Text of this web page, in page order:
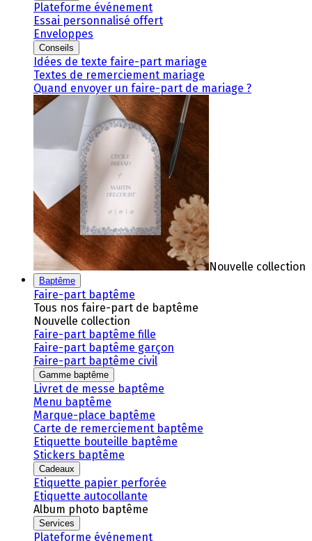
Plateforme événement
Essai personnalisé offert
Enveloppes
Conseils
Idées de texte faire-part mariage
Textes de remerciement mariage
Quand envoyer un faire-part de mariage ?
Nouvelle collection
Baptême
Faire-part baptême
Tous nos faire-part de baptême
Nouvelle collection
Faire-part baptême fille
Faire-part baptême garçon
Faire-part baptême civil
Gamme baptême
Livret de messe baptême
Menu baptême
Marque-place baptême
Carte de remerciement baptême
Etiquette bouteille baptême
Stickers baptême
Cadeaux
Etiquette papier perforée
Etiquette autocollante
Album photo baptême
Services
Plateforme événement